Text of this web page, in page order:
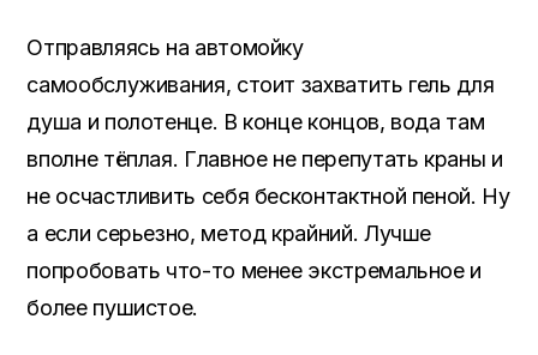
Отправляясь на автомойку
самообслуживания, стоит захватить гель для
душа и полотенце. В конце концов, вода там
вполне тёплая. Главное не перепутать краны и
не осчастливить себя бесконтактной пеной. Ну
а если серьезно, метод крайний. Лучше
попробовать что-то менее экстремальное и
более пушистое.